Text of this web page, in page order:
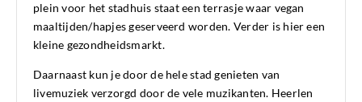
plein voor het stadhuis staat een terrasje waar vegan
maaltijden/hapjes geserveerd worden. Verder is hier een
kleine gezondheidsmarkt.
Daarnaast kun je door de hele stad genieten van
livemuziek verzorgd door de vele muzikanten. Heerlen